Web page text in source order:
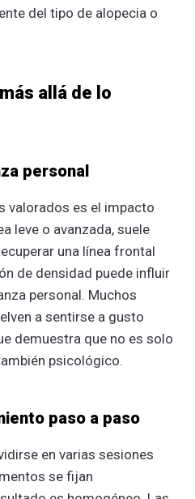
del tipo de alopecia o
allá de lo
personal
valorados es el impacto
leve o avanzada, suele
una línea frontal
de densidad puede influir
personal. Muchos
a sentirse a gusto
demuestra que no es solo
psicológico.
paso a paso
en varias sesiones
se fijan